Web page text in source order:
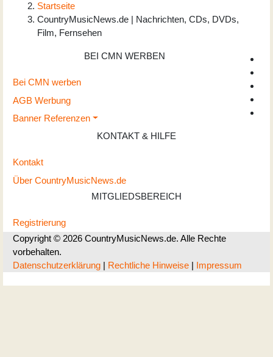
Startseite
CountryMusicNews.de | Nachrichten, CDs, DVDs,
Film, Fernsehen
BEI CMN WERBEN
Bei CMN werben
AGB Werbung
Banner Referenzen
KONTAKT & HILFE
Kontakt
Über CountryMusicNews.de
MITGLIEDSBEREICH
Registrierung
Copyright © 2026 CountryMusicNews.de. Alle Rechte
vorbehalten.
Datenschutzerklärung | Rechtliche Hinweise | Impressum